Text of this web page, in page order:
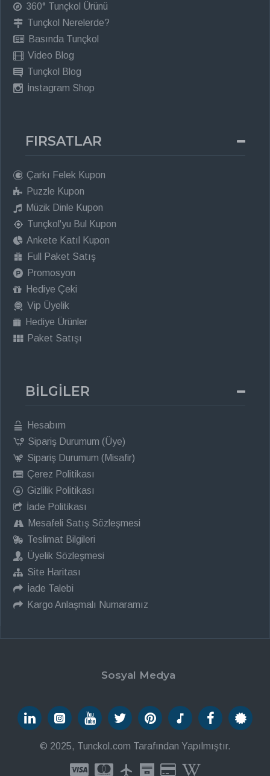
360° Tunçkol Ürünü
Tunçkol Nerelerde?
Basında Tunçkol
Video Blog
Tunçkol Blog
İnstagram Shop
FIRSATLAR
Çarkı Felek Kupon
Puzzle Kupon
Müzik Dinle Kupon
Tunçkol'yu Bul Kupon
Ankete Katıl Kupon
Full Paket Satış
Promosyon
Hediye Çeki
Vip Üyelik
Hediye Ürünler
Paket Satışı
BİLGİLER
Hesabım
Sipariş Durumum (Üye)
Sipariş Durumum (Misafir)
Çerez Politikası
Gizlilik Politikası
İade Politikası
Mesafeli Satış Sözleşmesi
Teslimat Bilgileri
Üyelik Sözleşmesi
Site Haritası
İade Talebi
Kargo Anlaşmalı Numaramız
Sosyal Medya
© 2025, Tunckol.com Tarafından Yapılmıştır.